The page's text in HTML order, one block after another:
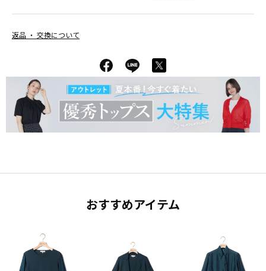
返品 ・ 交換について
おすすめアイテム